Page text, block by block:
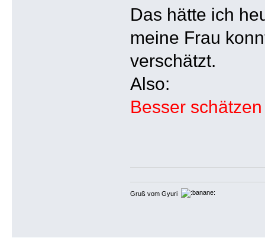
Das hätte ich
meine Frau
verschätzt.
Also:
Besser
Gruß vom Gyuri